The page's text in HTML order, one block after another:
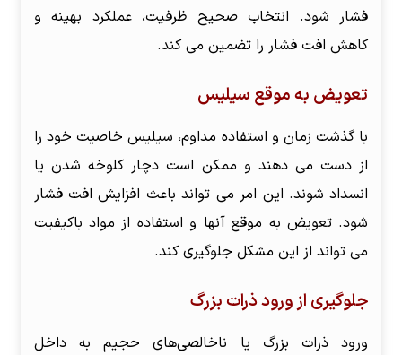
فشار شود. انتخاب صحیح ظرفیت، عملکرد بهینه و
کاهش افت فشار را تضمین می کند.
تعویض به موقع سیلیس
با گذشت زمان و استفاده مداوم، سیلیس خاصیت خود را
از دست می دهند و ممکن است دچار کلوخه شدن یا
انسداد شوند. این امر می تواند باعث افزایش افت فشار
شود. تعویض به موقع آنها و استفاده از مواد باکیفیت
می تواند از این مشکل جلوگیری کند.
جلوگیری از ورود ذرات بزرگ
ورود ذرات بزرگ یا ناخالصی‌های حجیم به داخل